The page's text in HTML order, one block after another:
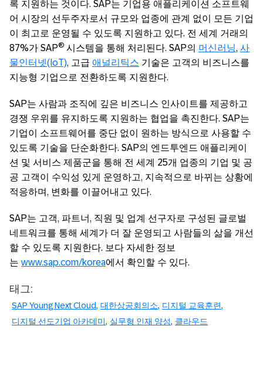
록 지원하는 것이다. SAP는 기업용 애플리케이션 소프트웨
어 시장의 선두주자로서 규모와 업종에 관계 없이 모든 기업
이 최고로 운영될 수 있도록 지원하고 있다. 전 세계 거래의
87%가 SAP® 시스템을 통해 처리된다. SAP의 머신러닝, 사
물인터넷(IoT), 고급 애널리틱스 기술은 고객의 비즈니스를
지능형 기업으로 전환하도록 지원한다.
SAP는 사람과 조직에 깊은 비즈니스 인사이트를 제공하고
경쟁 우위를 유지하도록 지원하는 협업을 촉진한다. SAP는
기업이 소프트웨어를 중단 없이 원하는 방식으로 사용할 수
있도록 기술을 단순화한다. SAP의 엔드투엔드 애플리케이
션 및 서비스 제품군을 통해 전 세계 25개 업종의 기업 및 공
공 고객이 수익성 있게 운영하고, 지속적으로 바뀌는 상황에
적응하며, 변화를 이끌어내고 있다.
SAP는 고객, 파트너, 직원 및 업계 선구자로 구성된 글로벌
네트워크를 통해 세계가 더 잘 운영되고 사람들의 삶을 개선
할 수 있도록 지원한다. 보다 자세한 정보
는 www.sap.com/korea에서 확인할 수 있다.
태그:
SAP Young Next Cloud 대한상공회의소 디지털 교육훈련
디지털 선도기업 아카데미
실무형 인재 양성 클라우드